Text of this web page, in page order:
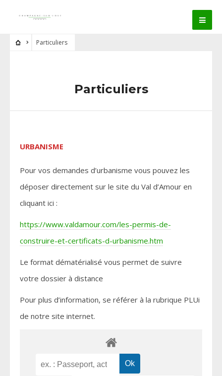
Particuliers
Particuliers
URBANISME
Pour vos demandes d’urbanisme vous pouvez les
déposer directement sur le site du Val d’Amour en
cliquant ici :
https://www.valdamour.com/les-permis-de-
construire-et-certificats-d-urbanisme.htm
Le format dématérialisé vous permet de suivre
votre dossier à distance
Pour plus d’information, se référer à la rubrique PLUi
de notre site internet.